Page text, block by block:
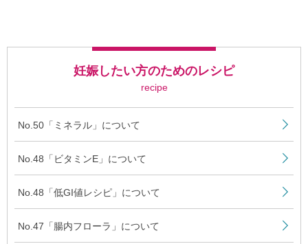
妊娠したい方のためのレシピ
recipe
No.50「ミネラル」について
No.48「ビタミンE」について
No.48「低GI値レシピ」について
No.47「腸内フローラ」について